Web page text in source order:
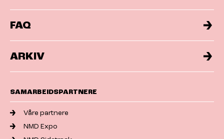
FAQ
ARKIV
SAMARBEIDSPARTNERE
Våre partnere
NMD Expo